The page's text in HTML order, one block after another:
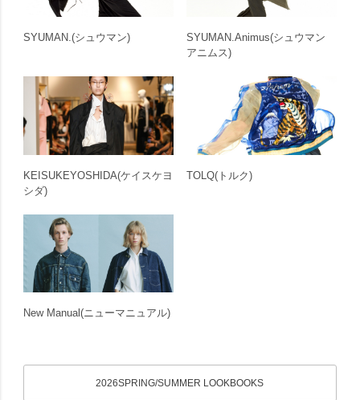
SYUMAN.(シュウマン) SYUMAN.Animus(シュウマン
アニムス)
KEISUKEYOSHIDA(ケイスケヨ
シダ)
TOLQ(トルク)
New Manual(ニューマニュアル)
2026SPRING/SUMMER LOOKBOOKS